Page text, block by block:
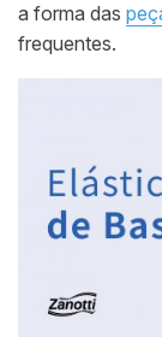
a forma das
frequentes.